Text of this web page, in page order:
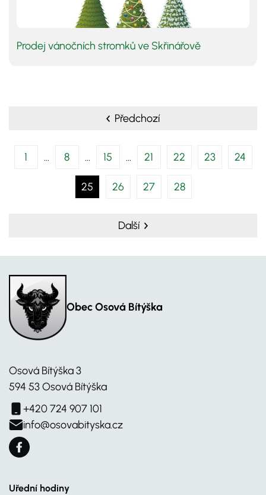
Prodej vánočních stromků ve Skřinářově
Předchozí
1 8 15 21 22 23 24
25 26 27 28
Další
Obec Osová Bítýška
Osová Bítýška 3
594 53 Osová Bítýška
+420 724 907 101
info@osovabityska.cz
Uřední hodiny